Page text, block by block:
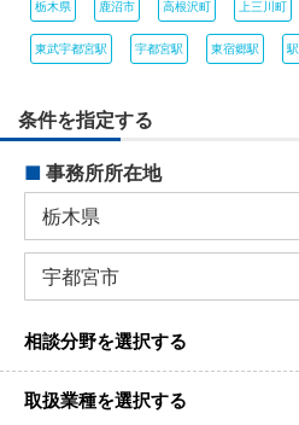
栃木県 鹿沼市 高根沢町 上三川町
東武宇都宮駅 宇都宮駅 東宿郷駅
条件を指定する
■ 事務所所在地
相談分野を選択する
取扱業種を選択する